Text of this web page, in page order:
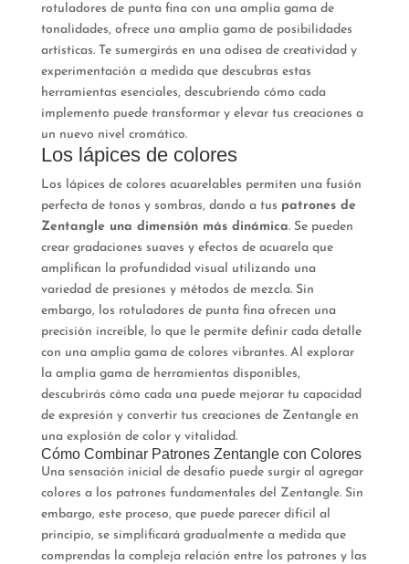
rotuladores de punta fina con una amplia gama de
tonalidades, ofrece una amplia gama de posibilidades
artísticas. Te sumergirás en una odisea de creatividad y
experimentación a medida que descubras estas
herramientas esenciales, descubriendo cómo cada
implemento puede transformar y elevar tus creaciones a
un nuevo nivel cromático.
Los lápices de colores
Los lápices de colores acuarelables permiten una fusión
perfecta de tonos y sombras, dando a tus patrones de
Zentangle una dimensión más dinámica. Se pueden
crear gradaciones suaves y efectos de acuarela que
amplifican la profundidad visual utilizando una
variedad de presiones y métodos de mezcla. Sin
embargo, los rotuladores de punta fina ofrecen una
precisión increíble, lo que le permite definir cada detalle
con una amplia gama de colores vibrantes. Al explorar
la amplia gama de herramientas disponibles,
descubrirás cómo cada una puede mejorar tu capacidad
de expresión y convertir tus creaciones de Zentangle en
una explosión de color y vitalidad.
Cómo Combinar Patrones Zentangle con Colores
Una sensación inicial de desafío puede surgir al agregar
colores a los patrones fundamentales del Zentangle. Sin
embargo, este proceso, que puede parecer difícil al
principio, se simplificará gradualmente a medida que
comprendas la compleja relación entre los patrones y las